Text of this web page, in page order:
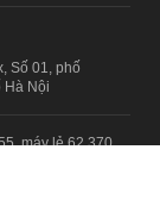
Số 01, phố
Hà Nội
máy lẻ 62.370